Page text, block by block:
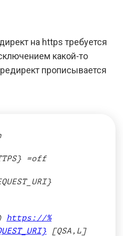
на https требуется
какой-то
прописывается
=off
https://%
[QSA,L]